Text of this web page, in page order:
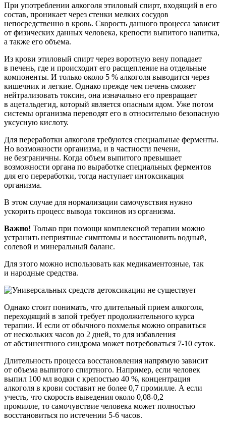
При употреблении алкоголя этиловый спирт, входящий в его
состав, проникает через стенки мелких сосудов
непосредственно в кровь. Скорость данного процесса зависит
от физических данных человека, крепости выпитого напитка,
а также его объема.
Из крови этиловый спирт через воротную вену попадает
в печень, где и происходит его расщепление на отдельные
компоненты. И только около 5 % алкоголя выводится через
кишечник и легкие. Однако прежде чем печень сможет
нейтрализовать токсин, она изначально его превращает
в ацетальдегид, который является опасным ядом. Уже потом
системы организма переводят его в относительно безопасную
уксусную кислоту.
Для переработки алкоголя требуются специальные ферменты.
Но возможности организма, и в частности печени,
не безграничны. Когда объем выпитого превышает
возможности органа по выработке специальных ферментов
для его переработки, тогда наступает интоксикация
организма.
В этом случае для нормализации самочувствия нужно
ускорить процесс вывода токсинов из организма.
Важно! Только при помощи комплексной терапии можно
устранить неприятные симптомы и восстановить водный,
солевой и минеральный баланс.
Для этого можно использовать как медикаментозные, так
и народные средства.
Однако стоит понимать, что длительный прием алкоголя,
переходящий в запой требует продолжительного курса
терапии. И если от обычного похмелья можно оправиться
от нескольких часов до 2 дней, то для избавления
от абстинентного синдрома может потребоваться 7-10 суток.
Длительность процесса восстановления напрямую зависит
от объема выпитого спиртного. Например, если человек
выпил 100 мл водки с крепостью 40 %, концентрация
алкоголя в крови составит не более 0,7 промилле. А если
учесть, что скорость выведения около 0,08-0,2
промилле, то самочувствие человека может полностью
восстановиться по истечении 5-6 часов.